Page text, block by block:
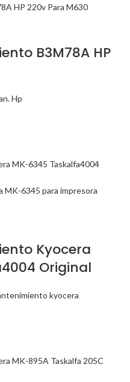
B3M78A HP
Hp
Kyocera
Original
kyocera